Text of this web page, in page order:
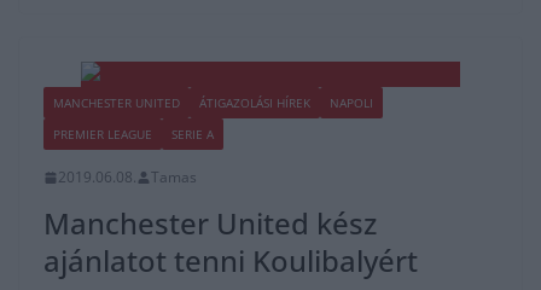
MANCHESTER UNITED ÁTIGAZOLÁSI HÍREK
NAPOLI
PREMIER LEAGUE
SERIE A
2019.06.08. Tamas
Manchester United kész
ajánlatot tenni Koulibalyért